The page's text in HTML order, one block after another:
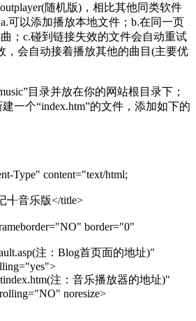
随机版)，相比其他同类软件
可以添加播放本地文件；b.在同一页
；c.碰到链接失效的文件会自动重试
，会自动接着播放其他的曲目(主要优
目录并放在你的网站根目录下；
一个“index.htm”的文件，添加如下的
Type" content="text/html;
╉音乐版</title>
border="0"
注：Blog首页面的地址)"
注：音乐播放器的地址)"
noresize>